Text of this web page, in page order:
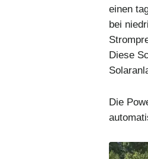
einen
bei
Diese
Die